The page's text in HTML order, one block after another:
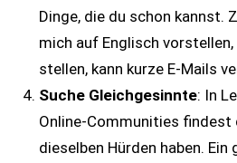
Dinge, die du schon kannst.
mich auf Englisch
stellen, kann kurze E-Mails
Suche Gleichgesinnte: In
Online-Communities findest
dieselben Hürden haben.